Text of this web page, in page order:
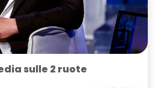
sulle 2 ruote